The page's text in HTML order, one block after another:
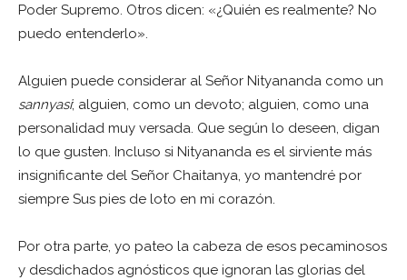
Poder Supremo. Otros dicen: «¿Quién es realmente? No
puedo entenderlo».
Alguien puede considerar al Señor Nityananda como un
sannyasi; alguien, como un devoto; alguien, como una
personalidad muy versada. Que según lo deseen, digan
lo que gusten. Incluso si Nityananda es el sirviente más
insignificante del Señor Chaitanya, yo mantendré por
siempre Sus pies de loto en mi corazón.
Por otra parte, yo pateo la cabeza de esos pecaminosos
y desdichados agnósticos que ignoran las glorias del